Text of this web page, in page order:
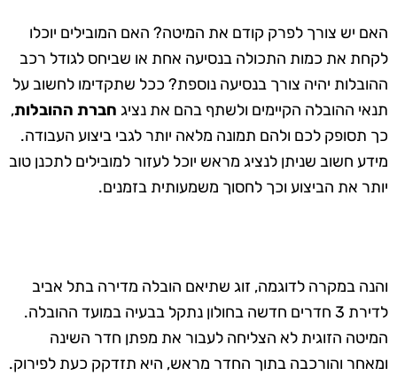
האם יש צורך לפרק קודם את המיטה? האם המובילים יוכלו
לקחת את כמות התכולה בנסיעה אחת או שביחס לגודל רכב
ההובלות יהיה צורך בנסיעה נוספת? ככל שתקדימו לחשוב על
תנאי ההובלה הקיימים ולשתף בהם את נציג חברת ההובלות,
כך תסופק לכם ולהם תמונה מלאה יותר לגבי ביצוע העבודה.
מידע חשוב שניתן לנציג מראש יוכל לעזור למובילים לתכנן טוב
יותר את הביצוע וכך לחסוך משמעותית בזמנים.
והנה במקרה לדוגמה, זוג שתיאם הובלה מדירה בתל אביב
לדירת 3 חדרים חדשה בחולון נתקל בבעיה במועד ההובלה.
המיטה הזוגית לא הצליחה לעבור את מפתן חדר השינה
ומאחר והורכבה בתוך החדר מראש, היא תזדקק כעת לפירוק.